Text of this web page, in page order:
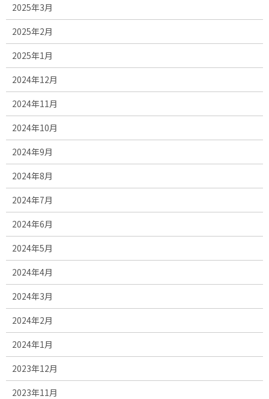
2025年3月
2025年2月
2025年1月
2024年12月
2024年11月
2024年10月
2024年9月
2024年8月
2024年7月
2024年6月
2024年5月
2024年4月
2024年3月
2024年2月
2024年1月
2023年12月
2023年11月